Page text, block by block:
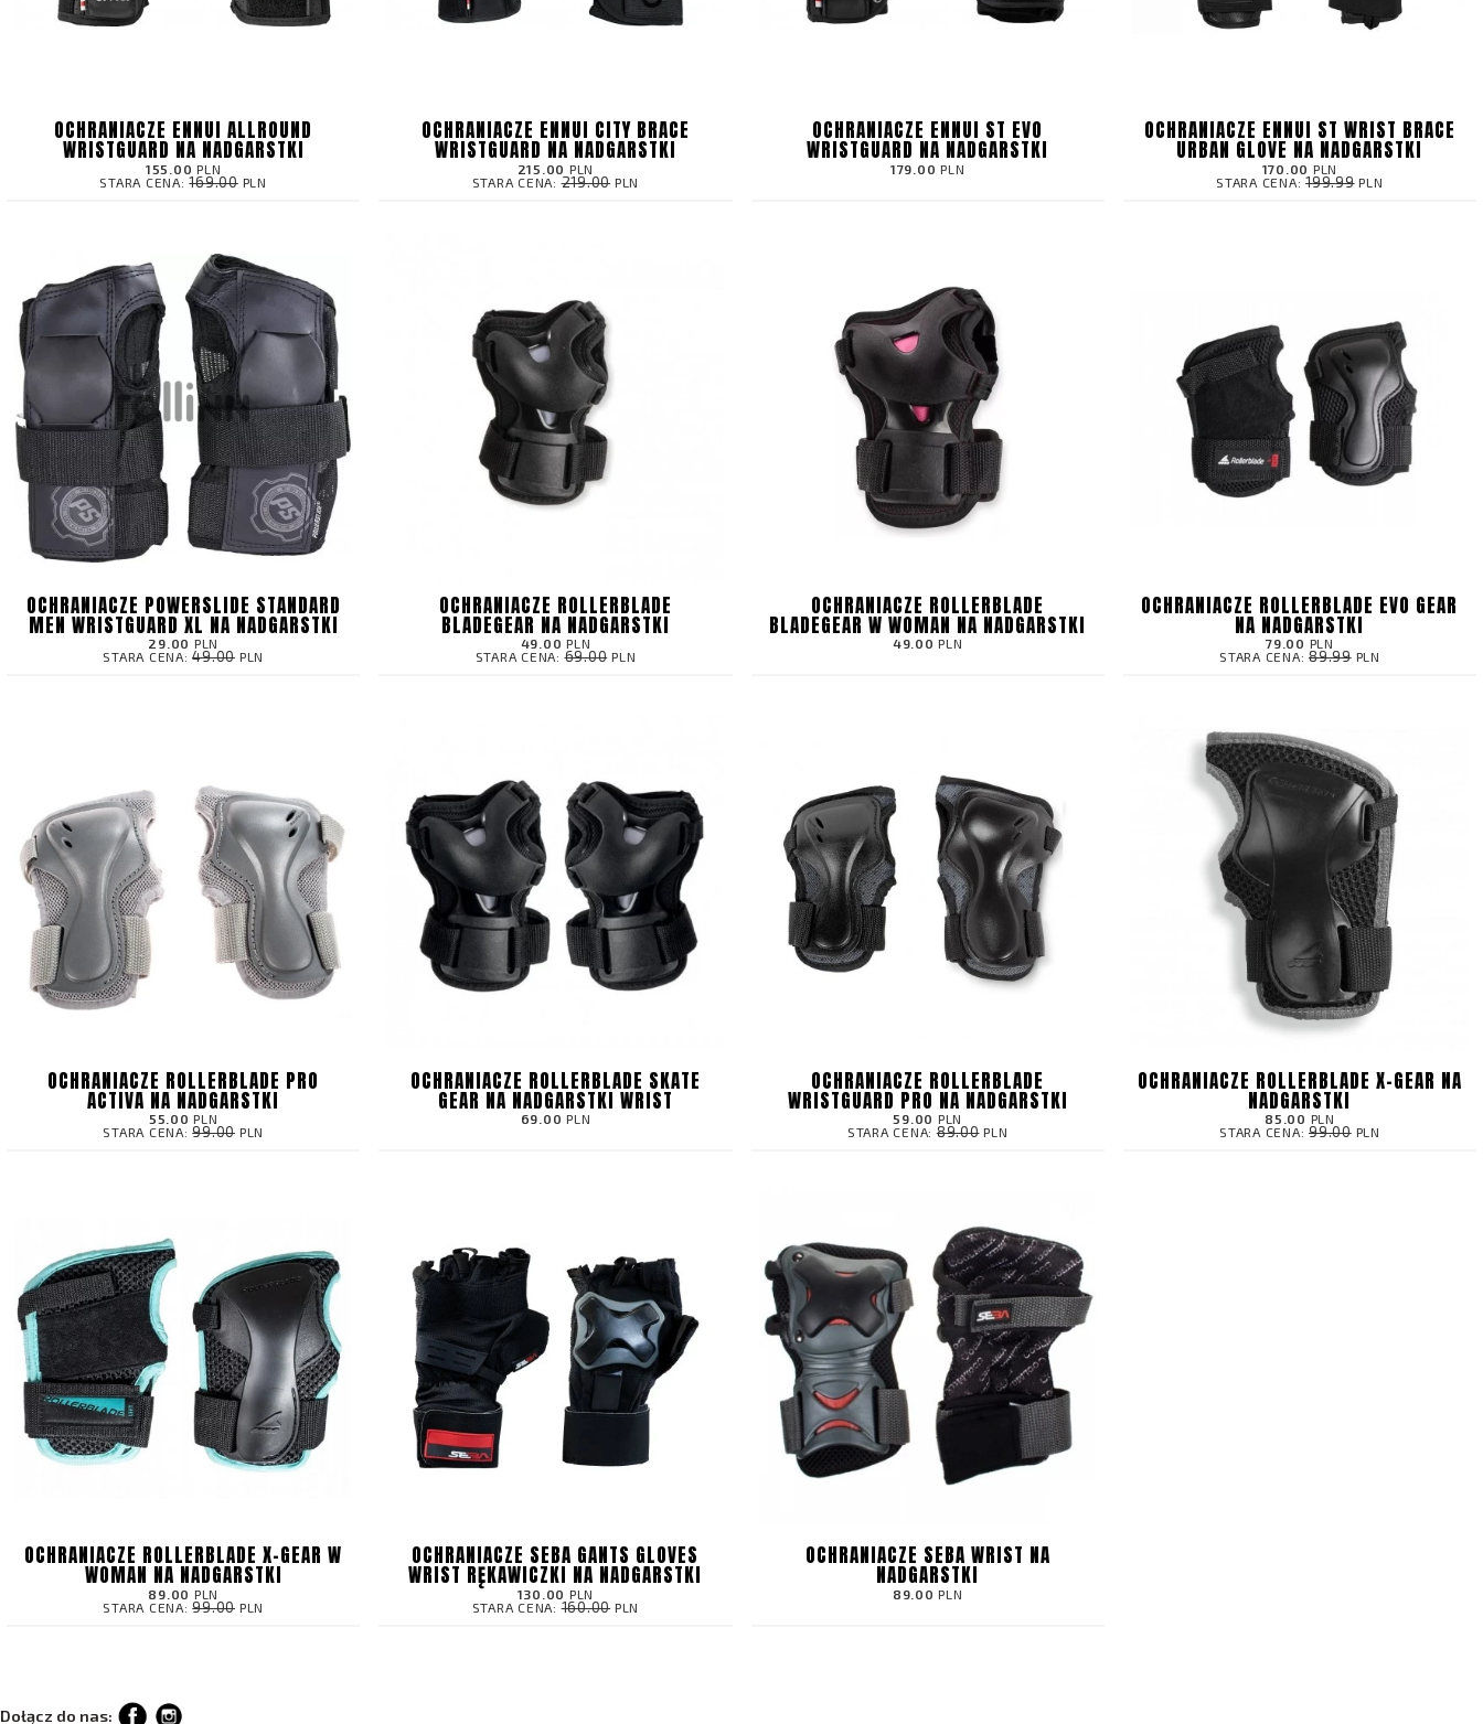
OCHRANIACZE ENNUI ALLROUND
WRISTGUARD NA NADGARSTKI
155.00 PLN
STARA CENA:169.00PLN
OCHRANIACZE ENNUI CITY BRACE
WRISTGUARD NA NADGARSTKI
215.00 PLN
STARA CENA:219.00PLN
OCHRANIACZE ENNUI ST EVO
WRISTGUARD NA NADGARSTKI
179.00 PLN
OCHRANIACZE ENNUI ST WRIST BRACE
URBAN GLOVE NA NADGARSTKI
170.00 PLN
STARA CENA:199.99PLN
OCHRANIACZE POWERSLIDE STANDARD
MEN WRISTGUARD XL NA NADGARSTKI
29.00 PLN
STARA CENA:49.00 PLN
OCHRANIACZE ROLLERBLADE
BLADEGEAR NA NADGARSTKI
49.00 PLN
STARA CENA:69.00PLN
OCHRANIACZE ROLLERBLADE
BLADEGEAR W WOMAN NA NADGARSTKI
49.00 PLN
OCHRANIACZE ROLLERBLADE EVO GEAR
NA NADGARSTKI
79.00 PLN
STARA CENA: 89.99PLN
OCHRANIACZE ROLLERBLADE PRO
ACTIVA NA NADGARSTKI
55.00 PLN
STARA CENA:99.00 PLN
OCHRANIACZE ROLLERBLADE SKATE
GEAR NA NADGARSTKI WRIST
69.00 PLN
OCHRANIACZE ROLLERBLADE
WRISTGUARD PRO NA NADGARSTKI
59.00 PLN
STARA CENA:89.00PLN
OCHRANIACZE ROLLERBLADE X-GEAR NA
NADGARSTKI
85.00 PLN
STARA CENA: 99.00PLN
OCHRANIACZE ROLLERBLADE X-GEAR W
WOMAN NA NADGARSTKI
89.00 PLN
STARA CENA:99.00 PLN
OCHRANIACZE SEBA GANTS GLOVES
WRIST RĘKAWICZKI NA NADGARSTKI
130.00 PLN
STARA CENA:160.00PLN
OCHRANIACZE SEBA WRIST NA
NADGARSTKI
89.00 PLN
Dołącz do nas: